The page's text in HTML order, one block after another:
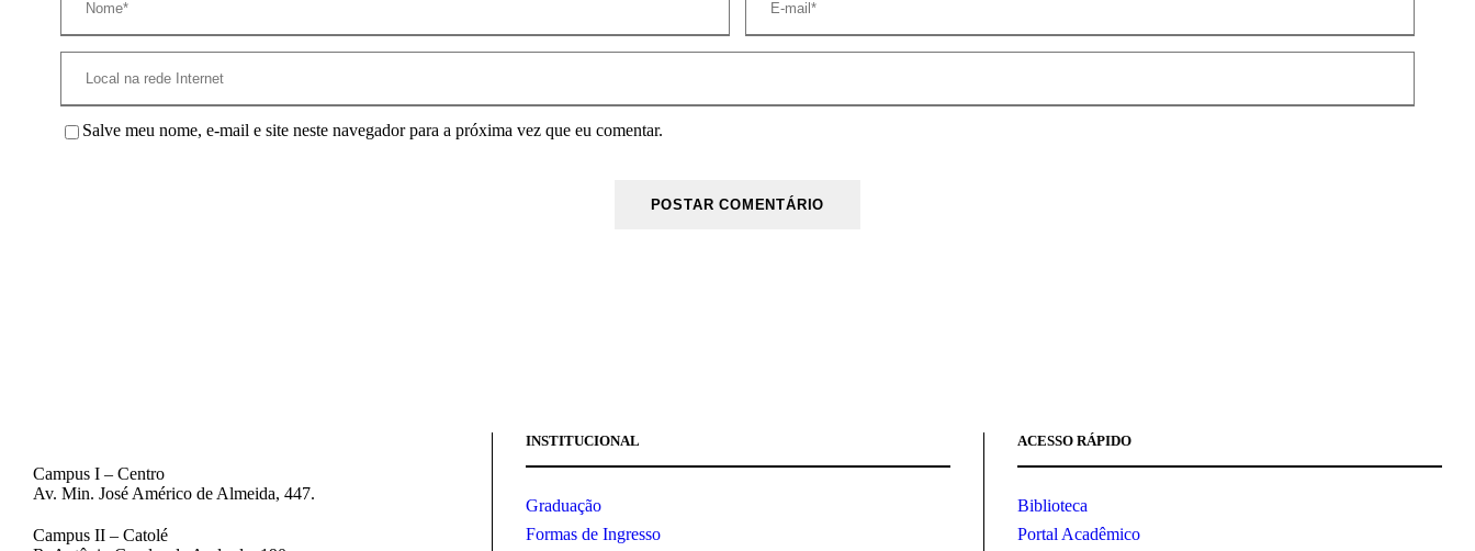
Salve meu nome, e-mail e site neste navegador para a próxima vez que eu comentar.
Campus I – Centro
Av. Min. José Américo de Almeida, 447.
Campus II – Catolé
INSTITUCIONAL
Graduação
Formas de Ingresso
ACESSO RÁPIDO
Biblioteca
Portal Acadêmico